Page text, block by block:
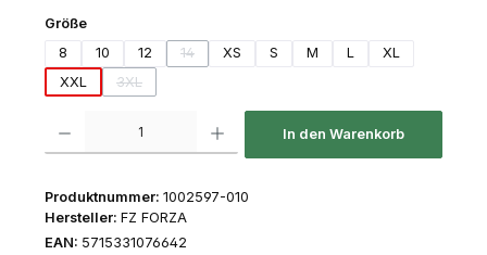
Größeauswählen
8
10 12 14
(Diese Option ist zurzeit nicht verfügbar.)
XS S M L
XL
XXL
3XL
(Diese Option ist zurzeit nicht verfügbar.)
In den Warenkorb
Produktnummer: 1002597-010
Hersteller: FZ FORZA
EAN: 5715331076642